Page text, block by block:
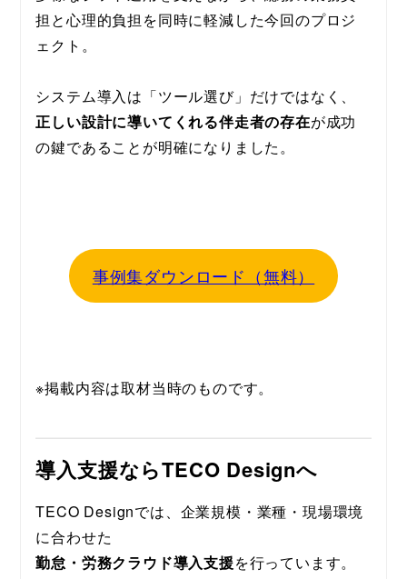
担と心理的負担を同時に軽減した今回のプロジ
ェクト。
システム導入は「ツール選び」だけではなく、
正しい設計に導いてくれる伴走者の存在が成功
の鍵であることが明確になりました。
事例集ダウンロード（無料）
※掲載内容は取材当時のものです。
導入支援ならTECO Designへ
TECO Designでは、企業規模・業種・現場環境
に合わせた
勤怠・労務クラウド導入支援を行っています。